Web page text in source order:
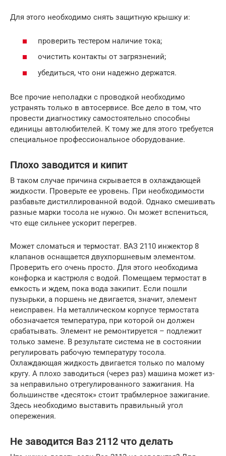
Для этого необходимо снять защитную крышку и:
проверить тестером наличие тока;
очистить контакты от загрязнений;
убедиться, что они надежно держатся.
Все прочие неполадки с проводкой необходимо
устранять только в автосервисе. Все дело в том, что
провести диагностику самостоятельно способны
единицы автолюбителей. К тому же для этого требуется
специальное профессиональное оборудование.
Плохо заводится и кипит
В таком случае причина скрывается в охлаждающей
жидкости. Проверьте ее уровень. При необходимости
разбавьте дистиллированной водой. Однако смешивать
разные марки тосола не нужно. Он может вспениться,
что еще сильнее ускорит перегрев.
Может сломаться и термостат. ВАЗ 2110 инжектор 8
клапанов оснащается двухпоршневым элементом.
Проверить его очень просто. Для этого необходима
конфорка и кастрюля с водой. Помещаем термостат в
емкость и ждем, пока вода закипит. Если пошли
пузырьки, а поршень не двигается, значит, элемент
неисправен. На металлическом корпусе термостата
обозначается температура, при которой он должен
срабатывать. Элемент не ремонтируется – подлежит
только замене. В результате система не в состоянии
регулировать рабочую температуру тосола.
Охлаждающая жидкость двигается только по малому
кругу. А плохо заводиться (через раз) машина может из-
за неправильно отрегулированного зажигания. На
большинстве «десяток» стоит трабмлерное зажигание.
Здесь необходимо выставить правильный угол
опережения.
Не заводится Ваз 2112 что делать